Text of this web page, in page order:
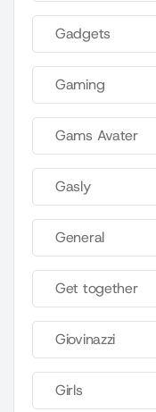
Gadgets
Gaming
Gams Avater
Gasly
General
Get together
Giovinazzi
Girls